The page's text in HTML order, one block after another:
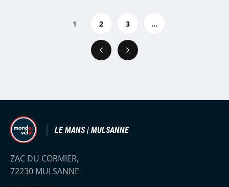
Précédent
1 2 3 ...
Suivant
LE MANS | MULSANNE
ZAC DU CORMIER,
72230 MULSANNE